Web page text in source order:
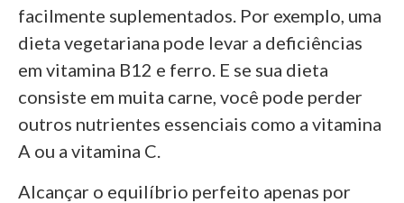
facilmente suplementados. Por exemplo, uma
dieta vegetariana pode levar a deficiências
em vitamina B12 e ferro. E se sua dieta
consiste em muita carne, você pode perder
outros nutrientes essenciais como a vitamina
A ou a vitamina C.
Alcançar o equilíbrio perfeito apenas por